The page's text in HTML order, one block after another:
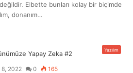
Elbette bunları kolay bir biçimde
donanım…
Yazılım
8, 2022 0 165